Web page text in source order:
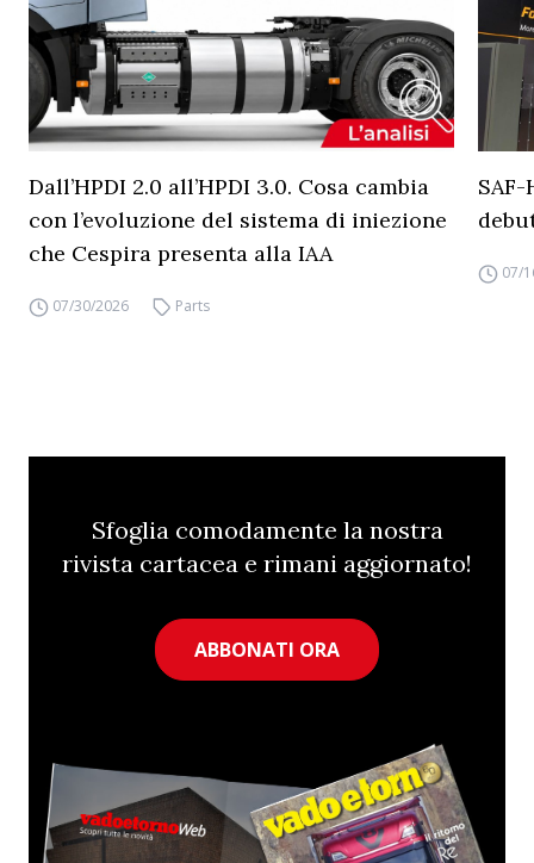
Dall’HPDI 2.0 all’HPDI 3.0. Cosa cambia
con l’evoluzione del sistema di iniezione
che Cespira presenta alla IAA
07/30/2026 Parts
07/
Sfoglia comodamente la nostra
rivista cartacea e rimani aggiornato!
ABBONATI ORA